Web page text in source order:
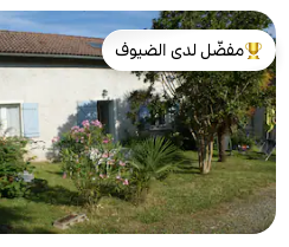
من أبرز البيوت المفضّلة لدى الضيوف
مفضّل لدى الضيوف